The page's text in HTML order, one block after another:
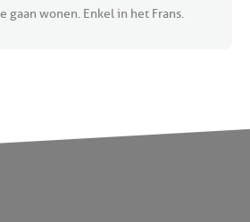
gaan wonen. Enkel in het Frans.